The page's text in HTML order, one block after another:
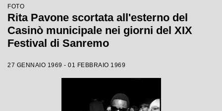
FOTO
Rita Pavone scortata all'esterno del
Casinò municipale nei giorni del XIX
Festival di Sanremo
27 GENNAIO 1969 - 01 FEBBRAIO 1969